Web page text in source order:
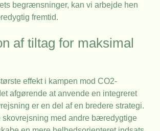
begrænsninger, kan vi arbejde hen
fremtid.
af tiltag for maksimal
effekt i kampen mod CO2-
afgørende at anvende en integreret
er en del af en bredere strategi.
skovrejsning med andre bæredygtige